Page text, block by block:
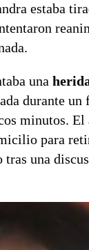
estaba
una
durante un
minutos. El
para
tras una